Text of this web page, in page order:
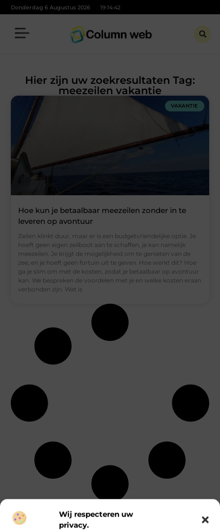
Wij respecteren uw
privacy.
Donderdag 6 Augustus 2026 19:14:42
Hier zijn uw zoekresultaten Tag:
meezeilen vakantie
VAKANTIE
Hoe kun je betaalbaar meezeilen zonder in te
leveren op avontuur
Zeilen klinkt duur, maar er is een budgetvriendelijke optie. Je
hoeft geen eigen zeilboot aan te schaffen, je kan namelijk
meezeilen. Je krijgt de mogelijkheid om te genieten van de
zee, en je hoeft geen fortuin uit te geven. Hoe werkt dit? Hoe
ga je slim om met de kosten, zodat je betaalbaar op avontuur
kan. We bespreken de voordelen met je en welke kosten eraan
verbonden zijn. Wat is
Alle
onderwerpen
Entertainment
dienstverlening